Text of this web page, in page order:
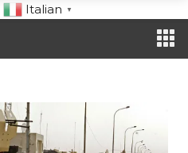
Italian ▼